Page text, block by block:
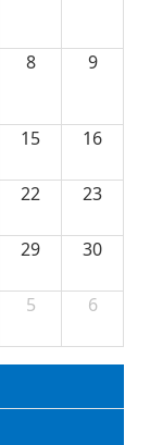
za
vodne infrastrukture u
8 9
15 16
22 23
29 30
5 6